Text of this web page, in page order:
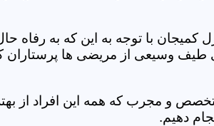
با توجه به این که به رفاه
وسیعی از مریضی ها پرستاران
و مجرب که همه این افراد از
دهیم.